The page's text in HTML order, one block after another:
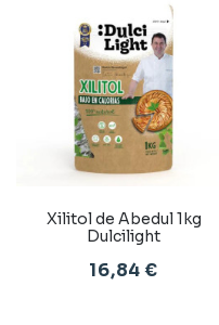
Xilitol de Abedul 1kg
Dulcilight
16,84 €